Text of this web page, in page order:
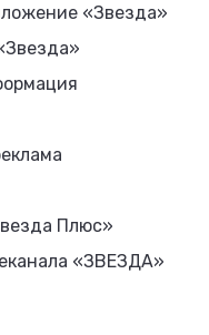
«Звезда»
Плюс»
«ЗВЕЗДА»